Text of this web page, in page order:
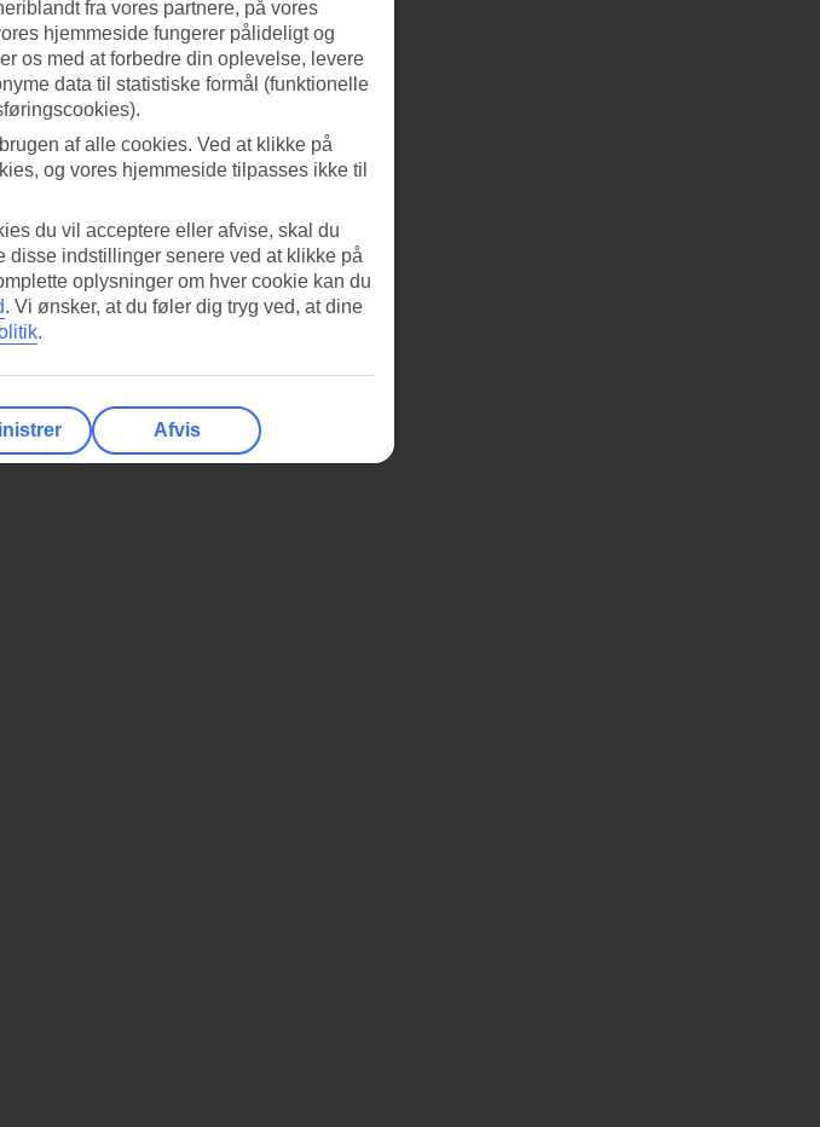
fra vores partnere, på vores
hjemmeside fungerer pålideligt og
os med at forbedre din oplevelse, levere
data til statistiske formål (funktionelle
af alle cookies. Ved at klikke på
og vores hjemmeside tilpasses ikke til
du vil acceptere eller afvise, skal du
indstillinger senere ved at klikke på
oplysninger om hver cookie kan du
. Vi ønsker, at du føler dig tryg ved, at dine
.
Afvis